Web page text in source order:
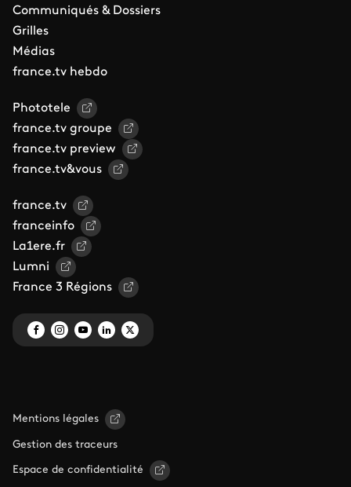
Communiqués & Dossiers
Grilles
Médias
france.tv hebdo
Phototele
france.tv groupe
france.tv preview
france.tv&vous
france.tv
franceinfo
La1ere.fr
Lumni
France 3 Régions
Mentions légales
Gestion des traceurs
Espace de confidentialité